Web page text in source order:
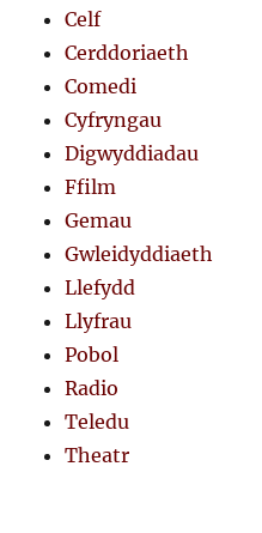
Celf
Cerddoriaeth
Comedi
Cyfryngau
Digwyddiadau
Ffilm
Gemau
Gwleidyddiaeth
Llefydd
Llyfrau
Pobol
Radio
Teledu
Theatr